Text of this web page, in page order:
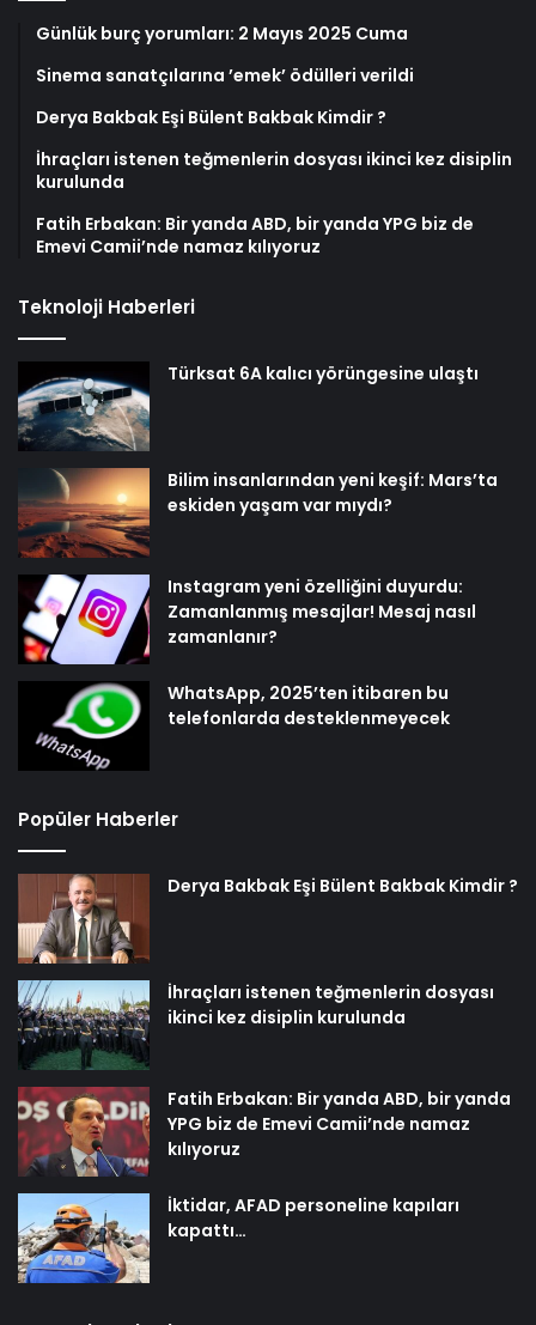
Günlük burç yorumları: 2 Mayıs 2025 Cuma
Sinema sanatçılarına ’emek’ ödülleri verildi
Derya Bakbak Eşi Bülent Bakbak Kimdir ?
İhraçları istenen teğmenlerin dosyası ikinci kez disiplin
kurulunda
Fatih Erbakan: Bir yanda ABD, bir yanda YPG biz de
Emevi Camii’nde namaz kılıyoruz
Teknoloji Haberleri
Türksat 6A kalıcı yörüngesine ulaştı
Bilim insanlarından yeni keşif: Mars’ta
eskiden yaşam var mıydı?
Instagram yeni özelliğini duyurdu:
Zamanlanmış mesajlar! Mesaj nasıl
zamanlanır?
WhatsApp, 2025’ten itibaren bu
telefonlarda desteklenmeyecek
Popüler Haberler
Derya Bakbak Eşi Bülent Bakbak Kimdir ?
İhraçları istenen teğmenlerin dosyası
ikinci kez disiplin kurulunda
Fatih Erbakan: Bir yanda ABD, bir yanda
YPG biz de Emevi Camii’nde namaz
kılıyoruz
İktidar, AFAD personeline kapıları
kapattı…